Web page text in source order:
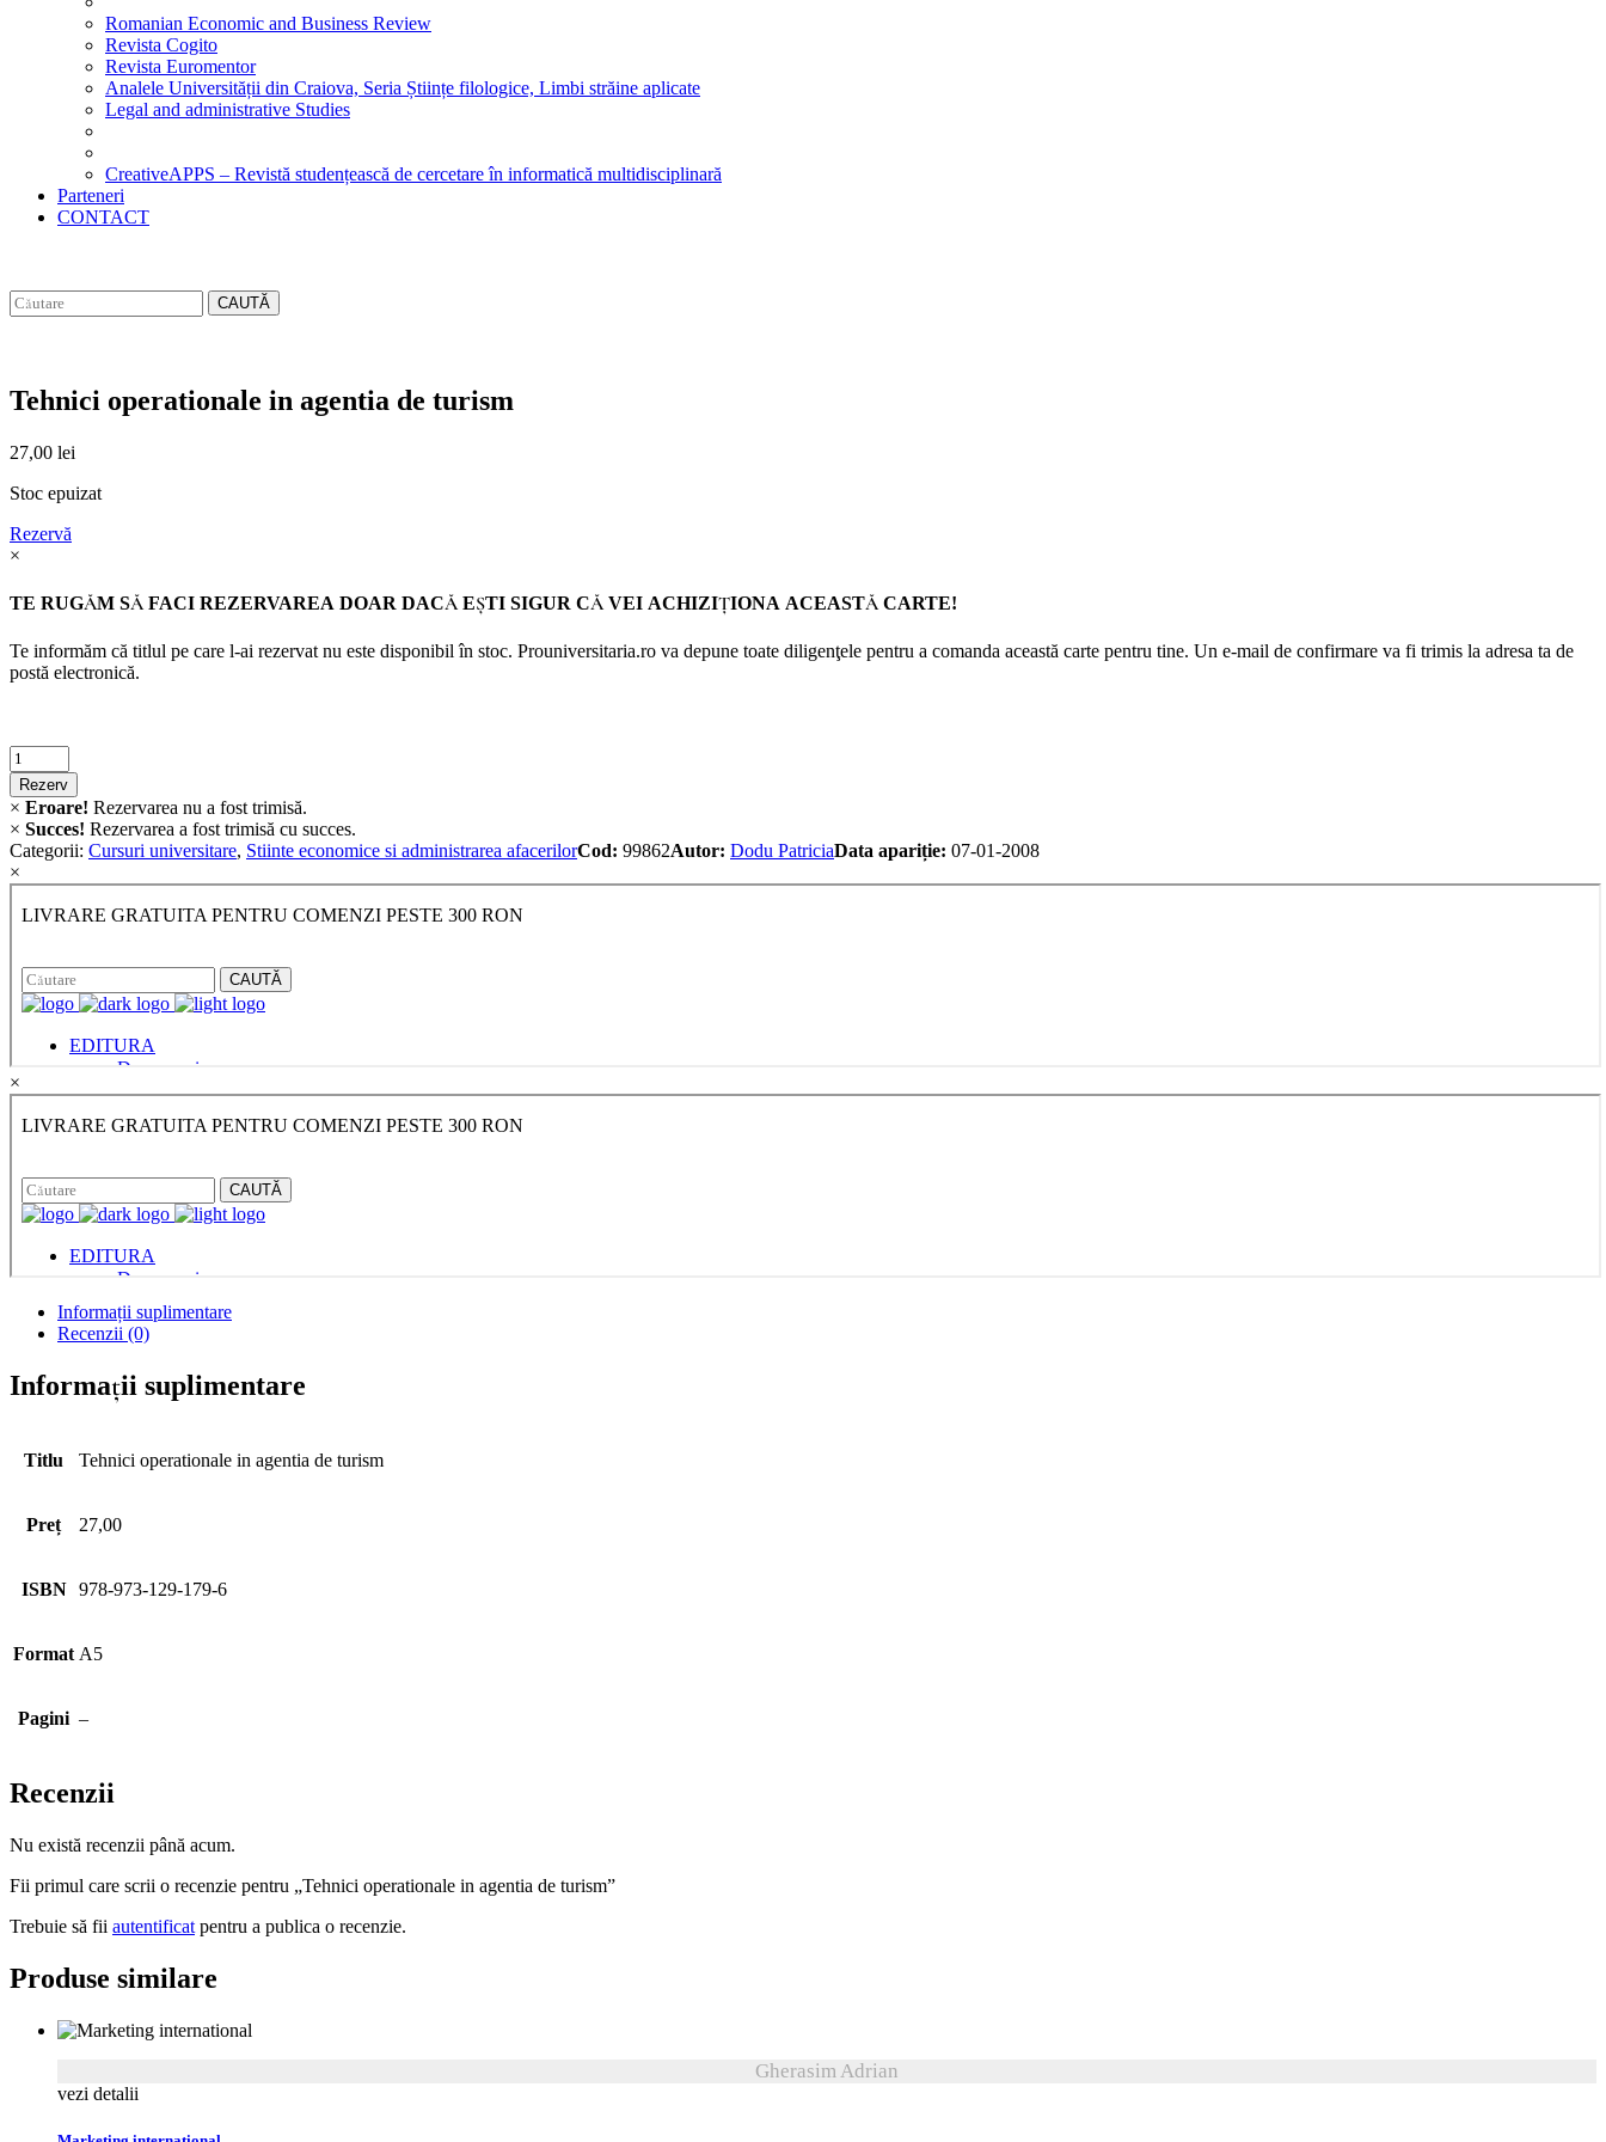
Romanian Economic and Business Review
Revista Cogito
Revista Euromentor
Analele Universității din Craiova, Seria Științe filologice, Limbi străine aplicate
Legal and administrative Studies
CreativeAPPS – Revistă studențească de cercetare în informatică multidisciplinară
Parteneri
CONTACT
CAUTĂ
Tehnici operationale in agentia de turism
27,00 lei
Stoc epuizat
Rezervă
×
TE RUGĂM SĂ FACI REZERVAREA DOAR DACĂ EŞTI SIGUR CĂ VEI ACHIZIŢIONA ACEASTĂ CARTE!
Te informăm că titlul pe care l-ai rezervat nu este disponibil în stoc. Prouniversitaria.ro va depune toate diligenţele pentru a comanda această carte pentru tine. Un e-mail de confirmare va fi trimis la adresa ta de
postă electronică.
Criminalistica
quantity
Rezerv
× Eroare! Rezervarea nu a fost trimisă.
× Succes! Rezervarea a fost trimisă cu succes.
Categorii: Cursuri universitare, Stiinte economice si administrarea afacerilorCod: 99862Autor: Dodu PatriciaData apariție: 07-01-2008
×
×
Informații suplimentare
Recenzii (0)
Informații suplimentare
Titlu Tehnici operationale in agentia de turism
Preț 27,00
ISBN 978-973-129-179-6
Format A5
Pagini –
Recenzii
Nu există recenzii până acum.
Fii primul care scrii o recenzie pentru „Tehnici operationale in agentia de turism”
Trebuie să fii autentificat pentru a publica o recenzie.
Produse similare
Gherasim Adrian
vezi detalii